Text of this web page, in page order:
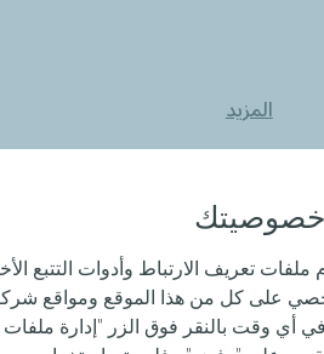
المزيد
خصوصيتك
تعريف الارتباط وأدوات التتبع
على كل من هذا الموقع ومواقع
أي وقت بالنقر فوق الزر "إدارة ملفات